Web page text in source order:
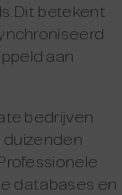
Dit betekent
aan
bedrijven
duizenden
databases en